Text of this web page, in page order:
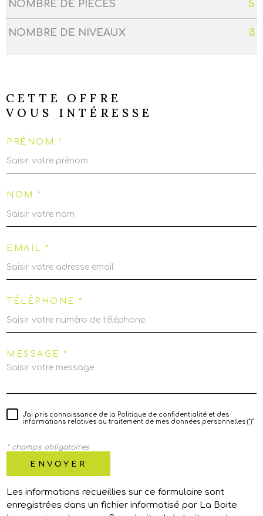
NOMBRE DE PIÈCES 5
NOMBRE DE NIVEAUX 3
CETTE OFFRE
VOUS INTÉRESSE
PRÉNOM *
NOM *
EMAIL *
TÉLÉPHONE *
MESSAGE *
J'ai pris connaissance de la Politique de confidentialité et des
informations relatives au traitement de mes données personnelles (*)*
* champs obligatoires
ENVOYER
Les informations recueillies sur ce formulaire sont
enregistrées dans un fichier informatisé par La Boite